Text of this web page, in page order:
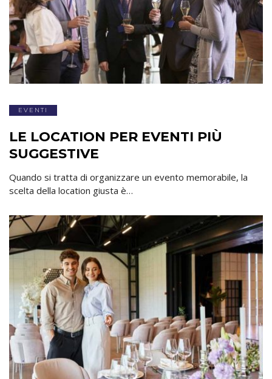
EVENTI
LE LOCATION PER EVENTI PIÙ
SUGGESTIVE
Quando si tratta di organizzare un evento memorabile, la
scelta della location giusta è…